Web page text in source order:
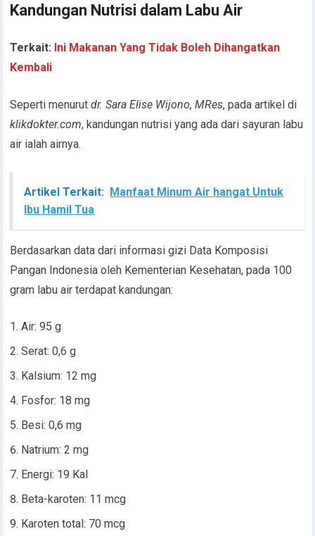
Kandungan Nutrisi dalam Labu Air
Terkait: Ini Makanan Yang Tidak Boleh Dihangatkan
Kembali
Seperti menurutdr. Sara Elise Wijono, MRes, pada artikel di
klikdokter.com, kandungan nutrisi yang ada dari sayuran labu
air ialah airnya.
Artikel Terkait: Manfaat Minum Air hangat Untuk
Ibu Hamil Tua
Berdasarkan data dari informasi gizi Data Komposisi
Pangan Indonesia oleh Kementerian Kesehatan, pada 100
gram labu air terdapat kandungan:
Air: 95 g
Serat: 0,6 g
Kalsium: 12 mg
Fosfor: 18 mg
Besi: 0,6 mg
Natrium: 2 mg
Energi: 19 Kal
Beta-karoten: 11 mcg
Karoten total: 70 mcg